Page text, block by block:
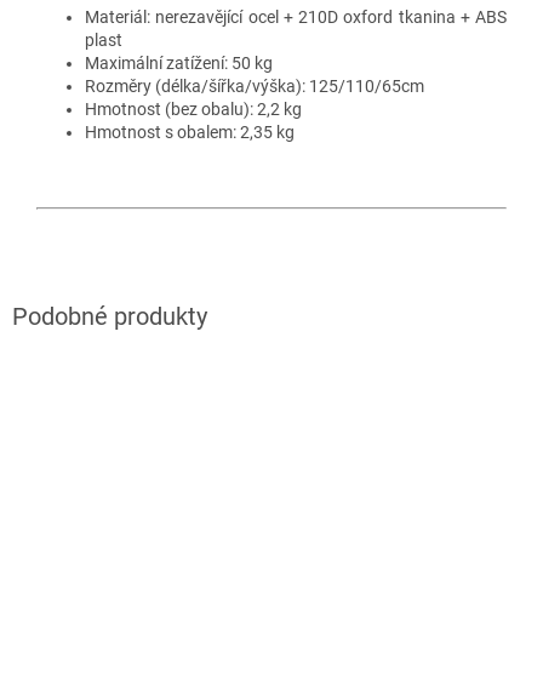
Materiál: nerezavějící ocel + 210D oxford tkanina + ABS
plast
Maximální zatížení: 50 kg
Rozměry (délka/šířka/výška): 125/110/65cm
Hmotnost (bez obalu): 2,2 kg
Hmotnost s obalem: 2,35 kg